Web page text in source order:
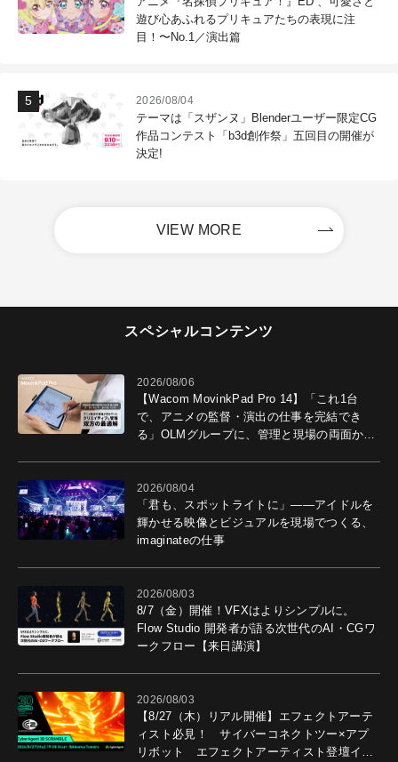
遊び心あふれるプリキュアたちの表現に注
目！〜No.1／演出篇
2026/08/04
テーマは「スザンヌ」Blenderユーザー限定CG
作品コンテスト「b3d創作祭」五回目の開催が
決定!
VIEW MORE
スペシャルコンテンツ
2026/08/06
【Wacom MovinkPad Pro 14】「これ1台
で、アニメの監督・演出の仕事を完結でき
る」OLMグループに、管理と現場の両面から
2026/08/04
「君も、スポットライトに」――アイドルを
輝かせる映像とビジュアルを現場でつくる、
imaginateの仕事
2026/08/03
8/7（金）開催！VFXはよりシンプルに。
Flow Studio 開発者が語る次世代のAI・CGワ
ークフロー【来日講演】
2026/08/03
【8/27（木）リアル開催】エフェクトアーテ
ィスト必見！ サイバーコネクトツー×アプ
リボット エフェクトアーティスト登壇イベ